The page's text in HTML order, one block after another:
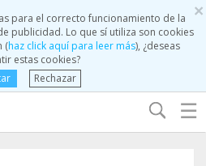
×
para el correcto funcionamiento de la
publicidad. Lo que sí utiliza son cookies
(haz click aquí para leer más), ¿deseas
estas cookies?
Rechazar
☰